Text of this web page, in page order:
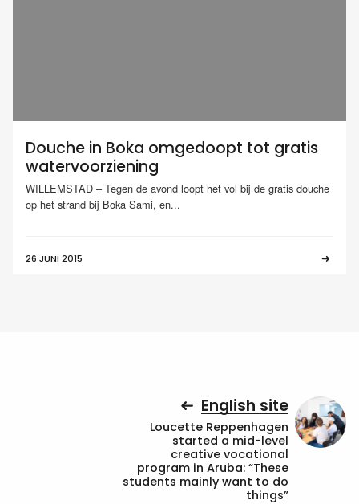
Douche in Boka omgedoopt tot gratis
watervoorziening
WILLEMSTAD – Tegen de avond loopt het vol bij de gratis douche
op het strand bij Boka Sami, en...
26 JUNI 2015
English site
Loucette Reppenhagen
started a mid-level
creative vocational
program in Aruba: “These
students mainly want to do
things”